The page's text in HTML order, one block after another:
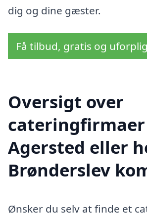
dig og dine gæster.
Få tilbud, gratis og
Oversigt over
Agersted eller
Brønderslev
Ønsker du selv at finde et